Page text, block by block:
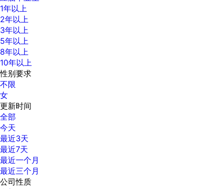
1年以上
2年以上
3年以上
5年以上
8年以上
10年以上
性别要求
不限
女
更新时间
全部
今天
最近3天
最近7天
最近一个月
最近三个月
公司性质